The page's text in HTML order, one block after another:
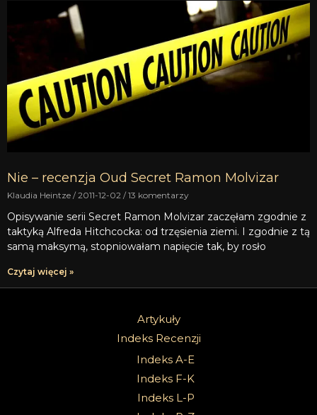
Nie – recenzja Oud Secret Ramon Molvizar
Klaudia Heintze 2011-12-02 13 komentarzy
Opisywanie serii Secret Ramon Molvizar zaczęłam zgodnie z
taktyką Alfreda Hitchcocka: od trzęsienia ziemi. I zgodnie z tą
samą maksymą, stopniowałam napięcie tak, by rosło
Czytaj więcej »
Artykuły
Indeks Recenzji
Indeks A-E
Indeks F-K
Indeks L-P